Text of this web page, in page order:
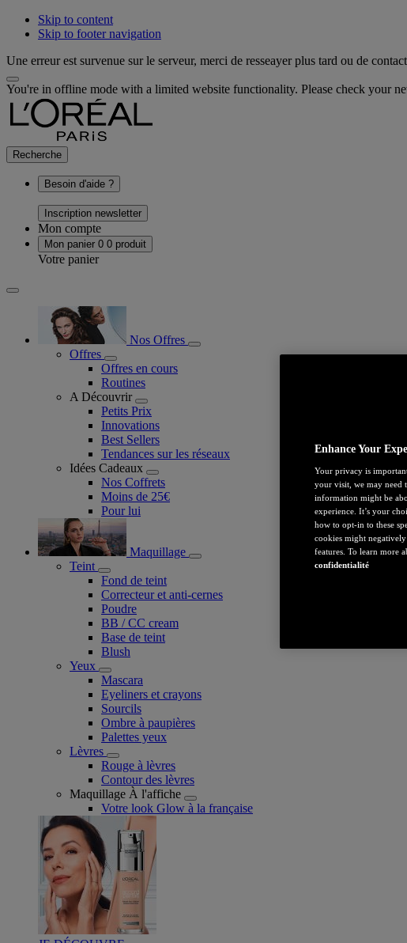
Skip to content
Skip to footer navigation
Une erreur est survenue sur le serveur, merci de resseayer plus tard ou de
You're in offline mode with a limited website functionality. Please check your
Recherche
Besoin d'aide ?
Inscription newsletter
Mon compte
Mon panier 0 0 produit
Votre panier
Nos Offres
Offres
Offres en cours
Routines
A Découvrir
Petits Prix
Innovations
Best Sellers
Tendances sur les réseaux
Idées Cadeaux
Nos Coffrets
Moins de 25€
Pour lui
Maquillage
Teint
Fond de teint
Correcteur et anti-cernes
Poudre
BB / CC cream
Base de teint
Blush
Yeux
Mascara
Eyeliners et crayons
Sourcils
Ombre à paupières
Palettes yeux
Lèvres
Rouge à lèvres
Contour des lèvres
Maquillage À l'affiche
Votre look Glow à la française
Enhance Your
Your privacy is
your visit, we may need
information might be
experience. It’s your
how to opt-in to these
cookies might
features. To learn more
confidentialité